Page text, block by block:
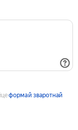
формай зваротнай